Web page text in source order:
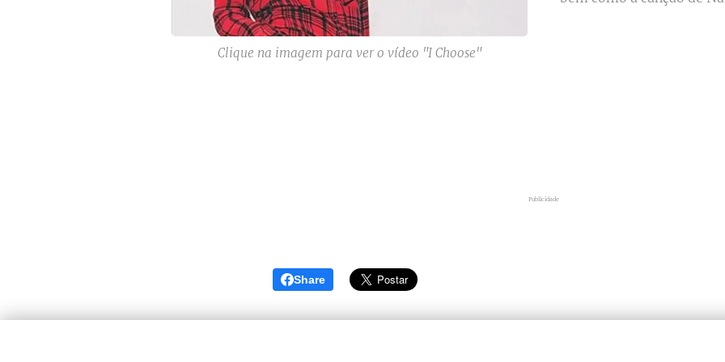
Clique na imagem para ver o vídeo "I Choose"
Publicidade
Share